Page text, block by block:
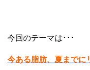
今回のテーマは･･･
今ある脂肪、夏までに